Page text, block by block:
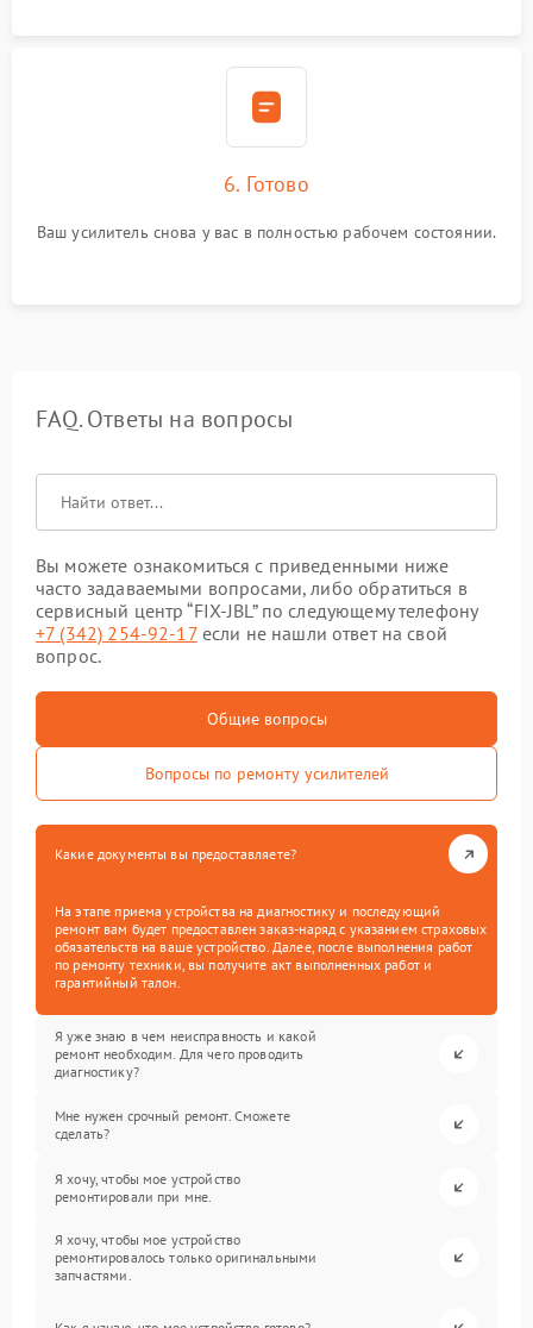
6. Готово
Ваш усилитель снова у вас в полностью рабочем состоянии.
FAQ. Ответы на вопросы
Вы можете ознакомиться с приведенными ниже
часто задаваемыми вопросами, либо обратиться в
сервисный центр “FIX-JBL” по следующему телефону
+7 (342) 254-92-17если не нашли ответ на свой
вопрос.
Общие вопросы
Вопросы по ремонту усилителей
Какие документы вы предоставляете?
На этапе приема устройства на диагностику и последующий
ремонт вам будет предоставлен заказ-наряд с указанием страховых
обязательств на ваше устройство. Далее, после выполнения работ
по ремонту техники, вы получите акт выполненных работ и
гарантийный талон.
Я уже знаю в чем неисправность и какой
ремонт необходим. Для чего проводить
диагностику?
Мне нужен срочный ремонт. Сможете
сделать?
Я хочу, чтобы мое устройство
ремонтировали при мне.
Я хочу, чтобы мое устройство
ремонтировалось только оригинальными
запчастями.